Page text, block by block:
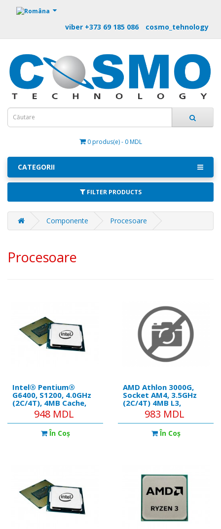
https://m9.by
viber +373 69 185 086 cosmo_tehnology
0 produs(e) - 0 MDL
CATEGORII
FILTER PRODUCTS
Componente Procesoare
Procesoare
Intel® Pentium®
G6400, S1200, 4.0GHz
(2C/4T), 4MB Cache,
Intel® UHD Graphics
610, 14nm 58W, tray
948 MDL
În Coş
AMD Athlon 3000G,
Socket AM4, 3.5GHz
(2C/4T) 4MB L3,
Integrated Radeon
Vega 3 Graphics, 14nm
35W, Unlocked, Box
983 MDL
În Coş